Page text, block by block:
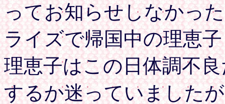
ってお知らせしなかっ
ライズで帰国中の理恵
理恵子はこの日体調不
するか迷っていました